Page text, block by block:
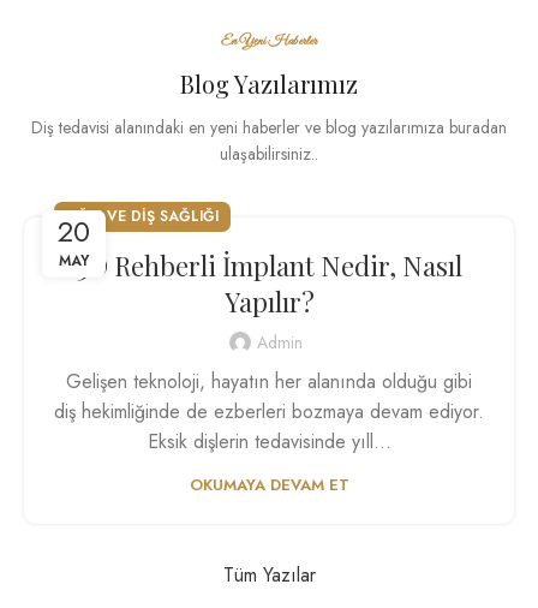
En Yeni Haberler
Blog Yazılarımız
Diş tedavisi alanındaki en yeni haberler ve blog yazılarımıza buradan
ulaşabilirsiniz..
20
MAY
AĞIZ VE DIŞ SAĞLIĞI
3D Rehberli İmplant Nedir, Nasıl
Yapılır?
Admin
Gelişen teknoloji, hayatın her alanında olduğu gibi
diş hekimliğinde de ezberleri bozmaya devam ediyor.
Eksik dişlerin tedavisinde yıll...
OKUMAYA DEVAM ET
Tüm Yazılar